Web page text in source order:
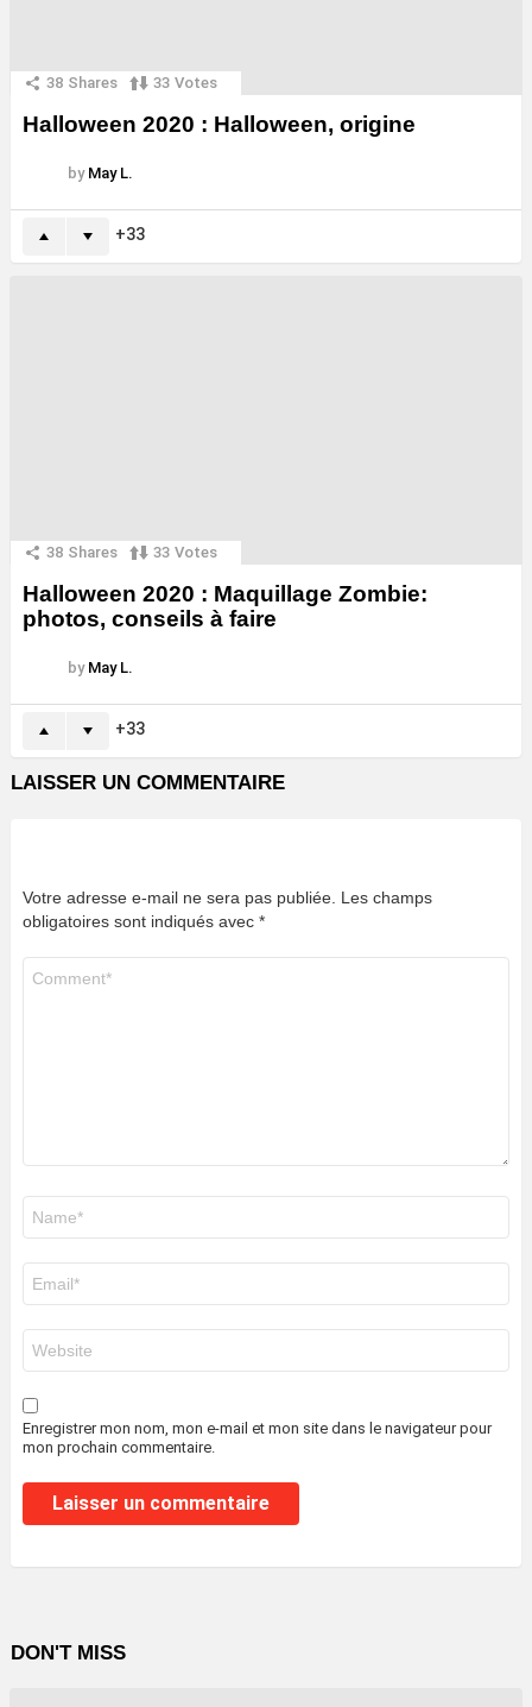
38 Shares 33 Votes
Halloween 2020 : Halloween, origine
by May L.
33
38 Shares 33 Votes
Halloween 2020 : Maquillage Zombie:
photos, conseils à faire
by May L.
33
LAISSER UN COMMENTAIRE
Votre adresse e-mail ne sera pas publiée. Les champs
obligatoires sont indiqués avec *
mail
*
web
Enregistrer mon nom, mon e-mail et mon site dans le navigateur pour
mon prochain commentaire.
DON'T MISS